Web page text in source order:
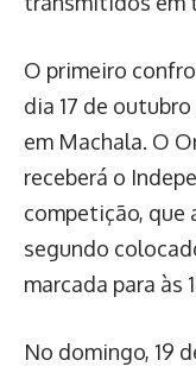
O primeiro
dia 17 de
em Machala. O
receberá o
competição, que
segundo
marcada para às
No domingo, 19